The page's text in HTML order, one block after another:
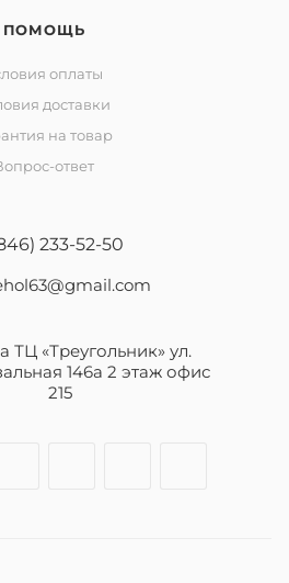
ПОМОЩЬ
оплаты
доставки
на товар
ответ
233-52-50
ТЦ «Треугольник» ул.
146а 2 этаж офис
215